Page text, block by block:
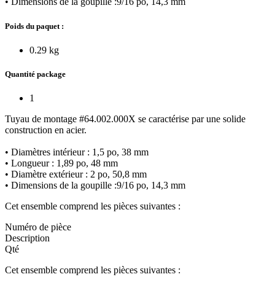
Poids du paquet :
0.29 kg
Quantité package
1
Tuyau de montage #64.002.000X se caractérise par une solide
construction en acier.
• Diamètres intérieur : 1,5 po, 38 mm
• Longueur : 1,89 po, 48 mm
• Diamètre extérieur : 2 po, 50,8 mm
• Dimensions de la goupille :9/16 po, 14,3 mm
Cet ensemble comprend les pièces suivantes :
Numéro de pièce
Description
Qté
Cet ensemble comprend les pièces suivantes :